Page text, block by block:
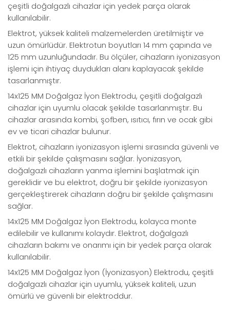
çeşitli doğalgazlı cihazlar için yedek parça olarak
kullanılabilir.
Elektrot, yüksek kaliteli malzemelerden üretilmiştir ve
uzun ömürlüdür. Elektrotun boyutları 14 mm çapında ve
125 mm uzunluğundadır. Bu ölçüler, cihazların iyonizasyon
işlemi için ihtiyaç duydukları alanı kaplayacak şekilde
tasarlanmıştır.
14x125 MM Doğalgaz İyon Elektrodu, çeşitli doğalgazlı
cihazlar için uyumlu olacak şekilde tasarlanmıştır. Bu
cihazlar arasında kombi, şofben, ısıtıcı, fırın ve ocak gibi
ev ve ticari cihazlar bulunur.
Elektrot, cihazların iyonizasyon işlemi sırasında güvenli ve
etkili bir şekilde çalışmasını sağlar. İyonizasyon,
doğalgazlı cihazların yanma işlemini başlatmak için
gereklidir ve bu elektrot, doğru bir şekilde iyonizasyon
gerçekleştirerek cihazların doğru bir şekilde çalışmasını
sağlar.
14x125 MM Doğalgaz İyon Elektrodu, kolayca monte
edilebilir ve kullanımı kolaydır. Elektrot, doğalgazlı
cihazların bakımı ve onarımı için bir yedek parça olarak
kullanılabilir.
14x125 MM Doğalgaz İyon (İyonizasyon) Elektrodu, çeşitli
doğalgazlı cihazlar için uyumlu, yüksek kaliteli, uzun
ömürlü ve güvenli bir elektroddur.